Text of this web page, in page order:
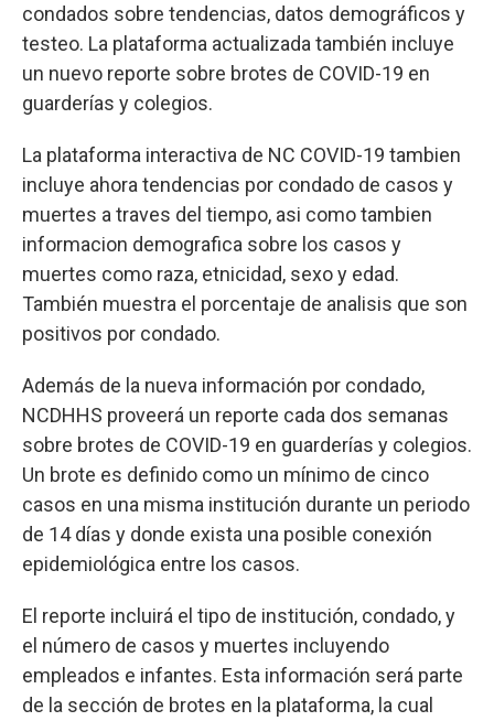
condados sobre tendencias, datos demográficos y
testeo. La plataforma actualizada también incluye
un nuevo reporte sobre brotes de COVID-19 en
guarderías y colegios.
La plataforma interactiva de NC COVID-19 tambien
incluye ahora tendencias por condado de casos y
muertes a traves del tiempo, asi como tambien
informacion demografica sobre los casos y
muertes como raza, etnicidad, sexo y edad.
También muestra el porcentaje de analisis que son
positivos por condado.
Además de la nueva información por condado,
NCDHHS proveerá un reporte cada dos semanas
sobre brotes de COVID-19 en guarderías y colegios.
Un brote es definido como un mínimo de cinco
casos en una misma institución durante un periodo
de 14 días y donde exista una posible conexión
epidemiológica entre los casos.
El reporte incluirá el tipo de institución, condado, y
el número de casos y muertes incluyendo
empleados e infantes. Esta información será parte
de la sección de brotes en la plataforma, la cual